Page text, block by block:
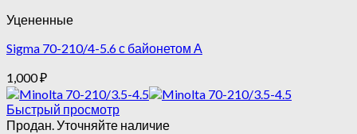
Уцененные
Sigma 70-210/4-5.6 с байонетом А
1,000₽
Быстрый просмотр
Продан. Уточняйте наличие